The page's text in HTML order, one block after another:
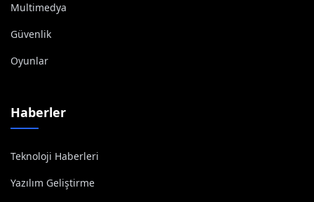
Multimedya
Güvenlik
Oyunlar
Haberler
Teknoloji Haberleri
Yazılım Geliştirme